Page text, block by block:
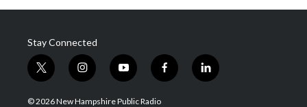
Stay Connected
t
w
i
i
n
s
y
o
u
f
a
l
i
© 2026 New Hampshire Public Radio